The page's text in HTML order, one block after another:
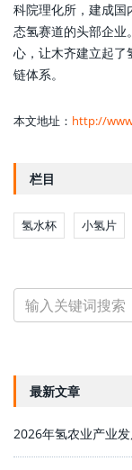
科院理化所，建成国
态氢赛道的头部企业
心，让木齐建立起了
链体系。
本文地址： http://
栏目
氢水杯 小氢片
最新文章
2026年氢农业产业